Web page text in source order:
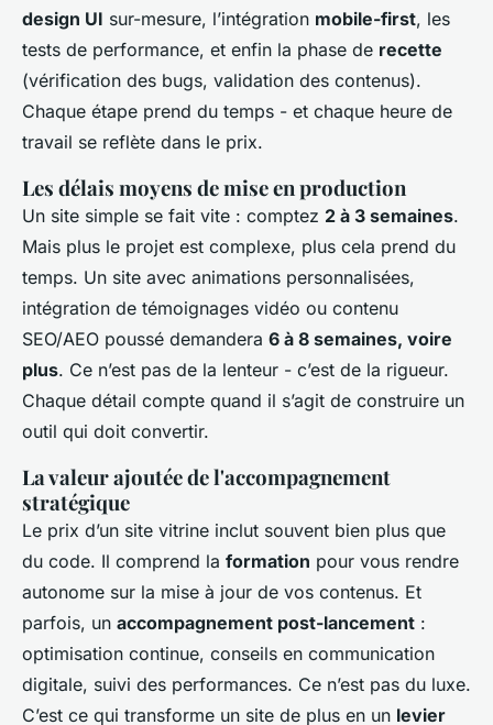
design UI sur-mesure, l’intégration mobile-first, les
tests de performance, et enfin la phase de recette
(vérification des bugs, validation des contenus).
Chaque étape prend du temps - et chaque heure de
travail se reflète dans le prix.
Les délais moyens de mise en production
Un site simple se fait vite : comptez 2 à 3 semaines.
Mais plus le projet est complexe, plus cela prend du
temps. Un site avec animations personnalisées,
intégration de témoignages vidéo ou contenu
SEO/AEO poussé demandera 6 à 8 semaines, voire
plus. Ce n’est pas de la lenteur - c’est de la rigueur.
Chaque détail compte quand il s’agit de construire un
outil qui doit convertir.
La valeur ajoutée de l'accompagnement
stratégique
Le prix d’un site vitrine inclut souvent bien plus que
du code. Il comprend la formation pour vous rendre
autonome sur la mise à jour de vos contenus. Et
parfois, un accompagnement post-lancement :
optimisation continue, conseils en communication
digitale, suivi des performances. Ce n’est pas du luxe.
C’est ce qui transforme un site de plus en un levier